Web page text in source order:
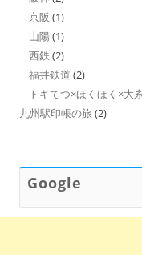
京阪 (1)
山陽 (1)
西鉄 (2)
福井鉄道 (2)
トキてつ×ほくほく×大
九州駅印帳の旅 (2)
Google